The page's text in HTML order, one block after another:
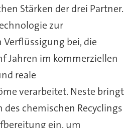
Stärken der drei Partner.
zur
bei, die
Jahren im kommerziellen
reale
verarbeitet. Neste bringt
des chemischen Recyclings
ein, um